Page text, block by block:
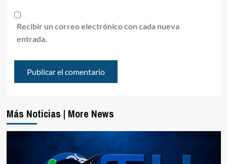
Recibir un correo electrónico con cada nueva
entrada.
Más Noticias | More News